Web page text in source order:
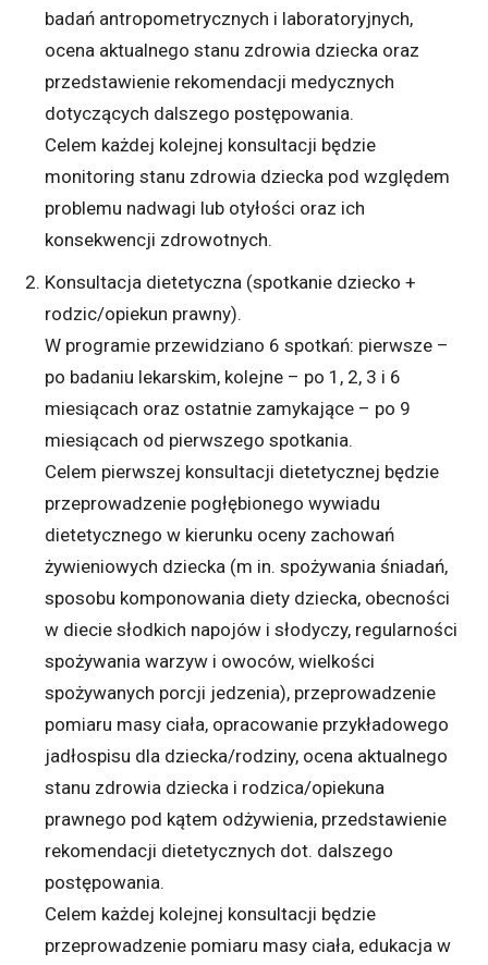
badań antropometrycznych i laboratoryjnych,
ocena aktualnego stanu zdrowia dziecka oraz
przedstawienie rekomendacji medycznych
dotyczących dalszego postępowania.
Celem każdej kolejnej konsultacji będzie
monitoring stanu zdrowia dziecka pod względem
problemu nadwagi lub otyłości oraz ich
konsekwencji zdrowotnych.
Konsultacja dietetyczna (spotkanie dziecko +
rodzic/opiekun prawny).
W programie przewidziano 6 spotkań: pierwsze –
po badaniu lekarskim, kolejne – po 1, 2, 3 i 6
miesiącach oraz ostatnie zamykające – po 9
miesiącach od pierwszego spotkania.
Celem pierwszej konsultacji dietetycznej będzie
przeprowadzenie pogłębionego wywiadu
dietetycznego w kierunku oceny zachowań
żywieniowych dziecka (m in. spożywania śniadań,
sposobu komponowania diety dziecka, obecności
w diecie słodkich napojów i słodyczy, regularności
spożywania warzyw i owoców, wielkości
spożywanych porcji jedzenia), przeprowadzenie
pomiaru masy ciała, opracowanie przykładowego
jadłospisu dla dziecka/rodziny, ocena aktualnego
stanu zdrowia dziecka i rodzica/opiekuna
prawnego pod kątem odżywienia, przedstawienie
rekomendacji dietetycznych dot. dalszego
postępowania.
Celem każdej kolejnej konsultacji będzie
przeprowadzenie pomiaru masy ciała, edukacja w